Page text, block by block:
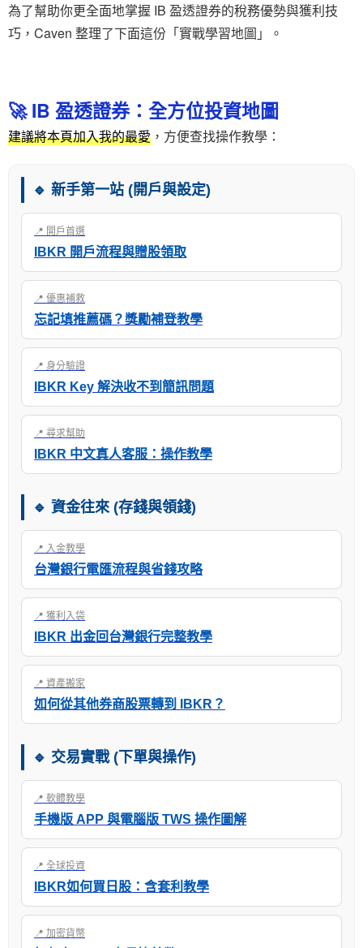
為了幫助你更全面地掌握 IB 盈透證券的稅務優勢與獲利技
巧，Caven 整理了下面這份「實戰學習地圖」。
🚀 IB 盈透證券：全方位投資地圖
建議將本頁加入我的最愛 ，方便查找操作教學：
🔹 新手第一站 (開戶與設定)
📍 開戶首選
IBKR 開戶流程與贈股領取
📍 優惠補救
忘記填推薦碼？獎勵補登教學
📍 身分驗證
IBKR Key 解決收不到簡訊問題
📍 尋求幫助
IBKR 中文真人客服：操作教學
🔹 資金往來 (存錢與領錢)
📍 入金教學
台灣銀行電匯流程與省錢攻略
📍 獲利入袋
IBKR 出金回台灣銀行完整教學
📍 資產搬家
如何從其他券商股票轉到 IBKR？
🔹 交易實戰 (下單與操作)
📍 軟體教學
手機版 APP 與電腦版 TWS 操作圖解
📍 全球投資
IBKR如何買日股：含套利教學
📍 加密貨幣